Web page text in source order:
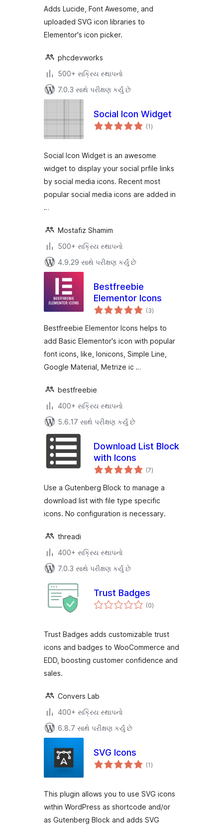
Adds Lucide, Font Awesome, and
uploaded SVG icon libraries to
Elementor's icon picker.
phcdevworks
500+ સક્રિય સ્થાપનો
7.0.3 સાથે પરીક્ષણ કર્યું છે
Social Icon Widget
(1કુલ
રેટિંગ્સ
)
Social Icon Widget is an awesome
widget to display your social prfile links
by social media icons. Recent most
popular social media icons are added in
…
Mostafiz Shamim
500+ સક્રિય સ્થાપનો
4.9.29 સાથે પરીક્ષણ કર્યું છે
Bestfreebie
Elementor Icons
(3કુલ
રેટિંગ્સ
)
Bestfreebie Elementor Icons helps to
add Basic Elementor's icon with popular
font icons, like, Ionicons, Simple Line,
Google Material, Metrize ic …
bestfreebie
400+ સક્રિય સ્થાપનો
5.6.17 સાથે પરીક્ષણ કર્યું છે
Download List Block
with Icons
(7કુલ
રેટિંગ્સ
)
Use a Gutenberg Block to manage a
download list with file type specific
icons. No configuration is necessary.
threadi
400+ સક્રિય સ્થાપનો
7.0.3 સાથે પરીક્ષણ કર્યું છે
Trust Badges
(0કુલ
રેટિંગ્સ
)
Trust Badges adds customizable trust
icons and badges to WooCommerce and
EDD, boosting customer confidence and
sales.
Convers Lab
400+ સક્રિય સ્થાપનો
6.8.7 સાથે પરીક્ષણ કર્યું છે
SVG Icons
(1કુલ
રેટિંગ્સ
)
This plugin allows you to use SVG icons
within WordPress as shortcode and/or
as Gutenberg Block and adds SVG